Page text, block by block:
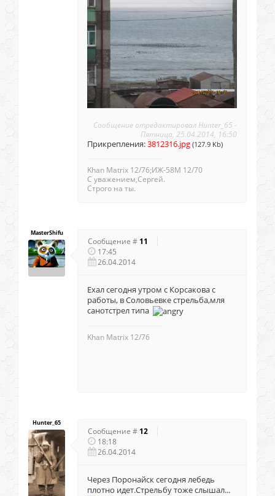
Сообщение отредактировал Hunter_65 -
Пятница, 25.04.2014, 16:50
Прикрепления:3812316.jpg (127.9 Kb)
Khan Matrix 12/76;ИЖ-58М 12/70
С уважением,Сергей.
Строго на ты.
MasterShifu
Сообщение # 11
17:45
26.04.2014
Ехал сегодня утром с Корсакова с
работы, в Соловьевке стрельба,мля
санотстрел типа
Khan Matrix 12/76
Hunter_65
Сообщение # 12
18:18
26.04.2014
Через Поронайск сегодня лебедь
плотно идет.Стрельбу тоже слышал...